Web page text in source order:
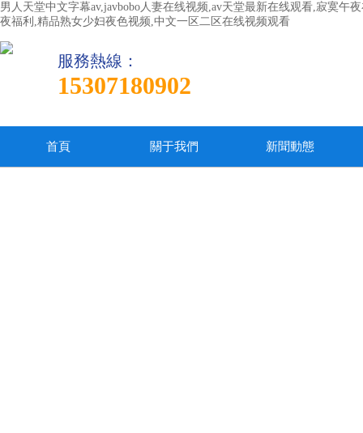
男人天堂中文字幕av,javbobo人妻在线视频,av天堂最新在线观看,寂寞
夜福利,精品熟女少妇夜色视频,中文一区二区在线视频观看
服務熱線：
15307180902
首頁 關于我們 新聞動態